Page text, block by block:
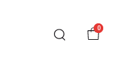
0